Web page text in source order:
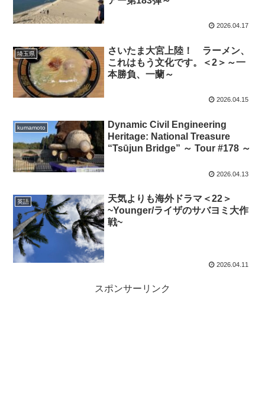
2026.04.17
埼玉県
さいたま大宮上陸！ ラーメン、
これはもう文化です。＜2＞～一
本勝負、一蘭～
2026.04.15
kumamoto
Dynamic Civil Engineering
Heritage: National Treasure
“Tsūjun Bridge” ～ Tour #178 ～
2026.04.13
英語
天気よりも海外ドラマ＜22＞
~Younger/ライザのサバヨミ大作
戦~
2026.04.11
スポンサーリンク